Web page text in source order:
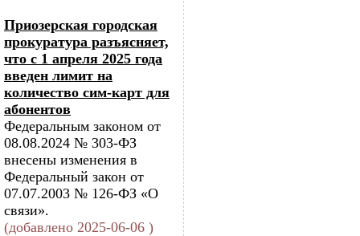
Приозерская городская
прокуратура разъясняет,
что с 1 апреля 2025 года
введен лимит на
количество сим-карт для
абонентов
Федеральным законом от
08.08.2024 № 303-ФЗ
внесены изменения в
Федеральный закон от
07.07.2003 № 126-ФЗ «О
связи».
(добавлено 2025-06-06 )